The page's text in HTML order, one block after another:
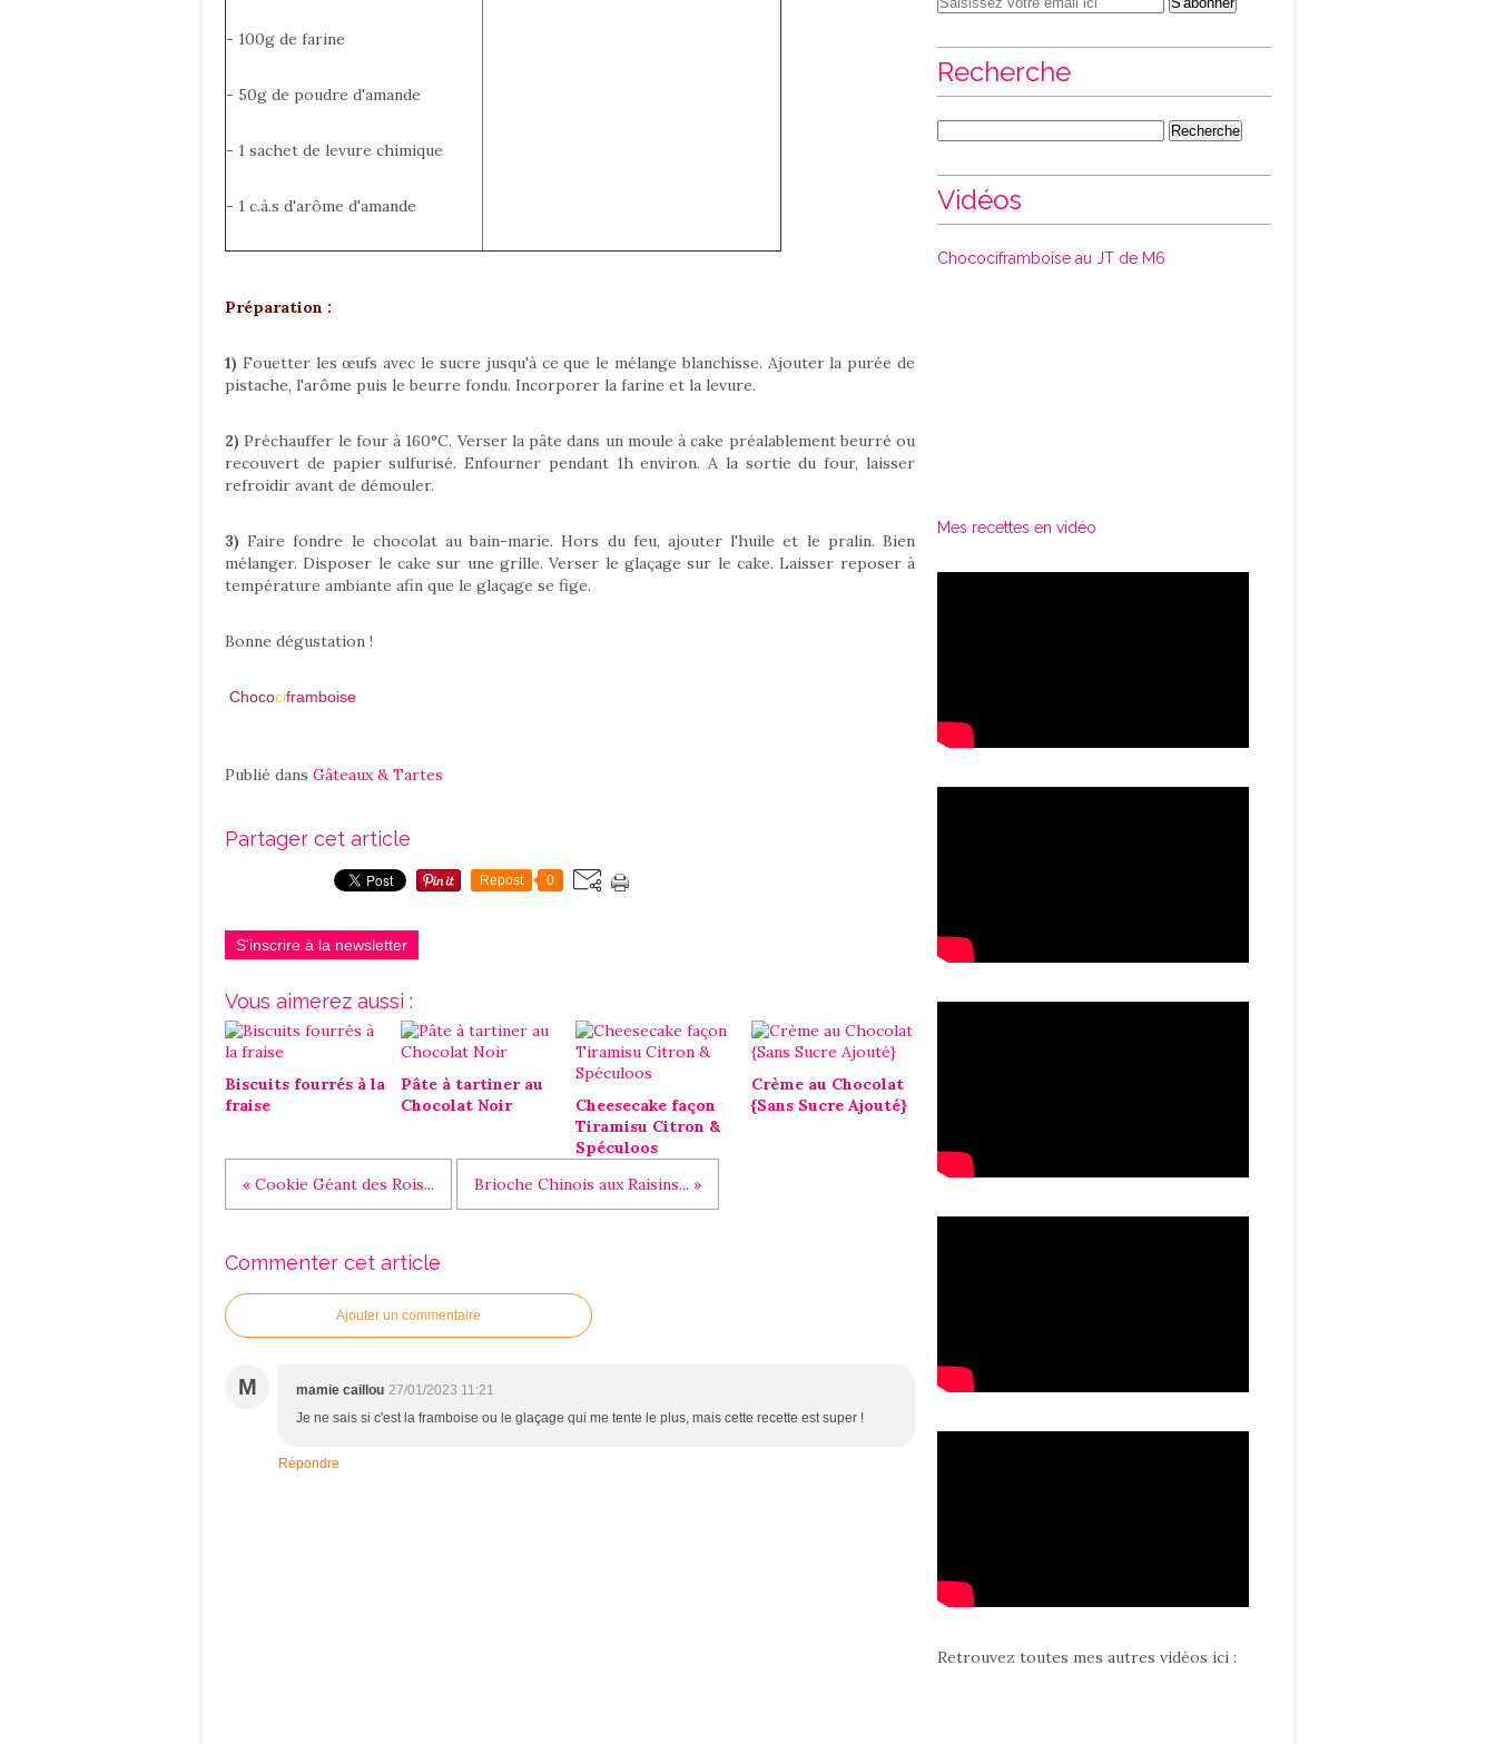
- 100g de farine
- 50g de poudre d'amande
- 1 sachet de levure chimique
- 1 c.à.s d'arôme d'amande
Préparation :
1) Fouetter les œufs avec le sucre jusqu'à ce que le mélange blanchisse. Ajouter la purée de
pistache, l'arôme puis le beurre fondu. Incorporer la farine et la levure.
2) Préchauffer le four à 160°C. Verser la pâte dans un moule à cake préalablement beurré ou
recouvert de papier sulfurisé. Enfourner pendant 1h environ. A la sortie du four, laisser
refroidir avant de démouler.
3) Faire fondre le chocolat au bain-marie. Hors du feu, ajouter l'huile et le pralin. Bien
mélanger. Disposer le cake sur une grille. Verser le glaçage sur le cake. Laisser reposer à
température ambiante afin que le glaçage se fige.
Bonne dégustation !
Chocociframboise
Publié dans Gâteaux & Tartes
Partager cet article
Repost 0
S'inscrire à la newsletter
Vous aimerez aussi :
Biscuits fourrés à la
fraise
Pâte à tartiner au
Chocolat Noir
Cheesecake façon
Tiramisu Citron &
Spéculoos
Crème au Chocolat
{Sans Sucre Ajouté}
« Cookie Géant des Rois... Brioche Chinois aux Raisins... »
Commenter cet article
Ajouter un commentaire
M mamie caillou 27/01/2023 11:21
Je ne sais si c'est la framboise ou le glaçage qui me tente le plus, mais cette recette est super !
Répondre
Recherche
Vidéos
Chocociframboise au JT de M6
Mes recettes en vidéo
Retrouvez toutes mes autres vidéos ici :